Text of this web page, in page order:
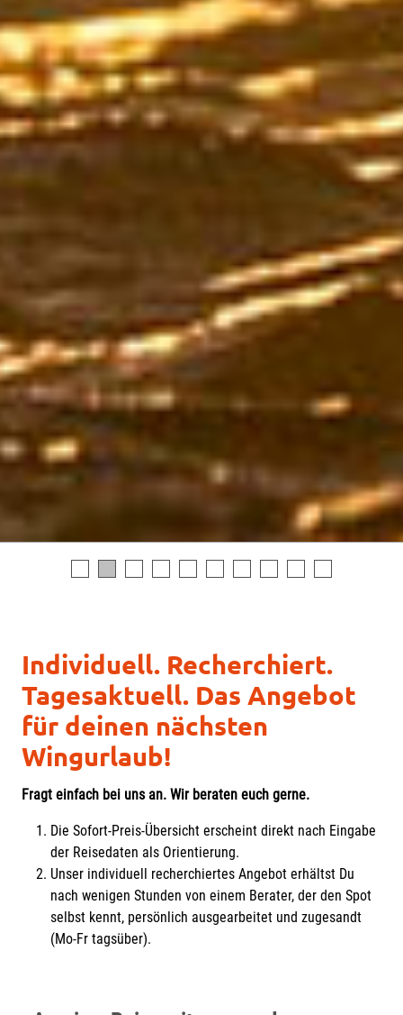
Individuell. Recherchiert.
Tagesaktuell. Das Angebot
für deinen nächsten
Wingurlaub!
Fragt einfach bei uns an. Wir beraten euch gerne.
Die Sofort-Preis-Übersicht erscheint direkt nach Eingabe
der Reisedaten als Orientierung.
Unser individuell recherchiertes Angebot erhältst Du
nach wenigen Stunden von einem Berater, der den Spot
selbst kennt, persönlich ausgearbeitet und zugesandt
(Mo-Fr tagsüber).